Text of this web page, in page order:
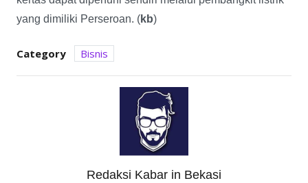
yang dimiliki Perseroan. (kb)
Category Bisnis
Redaksi Kabar in Bekasi